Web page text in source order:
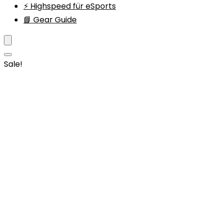
⚡ Highspeed für eSports
📘 Gear Guide
Sale!